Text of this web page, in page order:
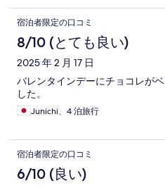
宿泊者限定の口コミ
8/10 (とても良い)
2025 年 2 月 17 日
バレンタインデーにチョコレが
した。
Junichi、4 泊旅行
宿泊者限定の口コミ
6/10 (良い)